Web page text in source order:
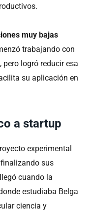
muy bajas
trabajando con
pero logró reducir esa
su aplicación en
a startup
experimental
sus
cuando la
estudiaba Belga
ciencia y